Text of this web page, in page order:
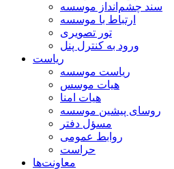
سند چشم‌انداز موسسه
ارتباط با موسسه
تور تصویری
ورود به کنترل پنل
ریاست
ریاست موسسه
هیات موسس
هیات امنا
روسای پیشین موسسه
مسؤل دفتر
روابط عمومی
حراست
معاونت‌ها